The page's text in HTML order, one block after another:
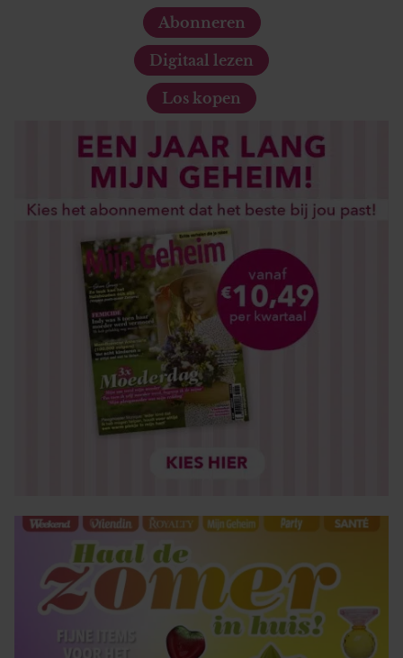
informatie over uw gebruik van onze site met onze
partners voor social media, adverteren en analyse. Deze
partners kunnen deze gegevens combineren met andere
informatie die u aan ze heeft verstrekt of die ze hebben
verzameld op basis van uw gebruik van hun services. U
gaat akkoord met onze cookies als u onze website blijft
gebruiken.
Abonneren
Digitaal lezen
Los kopen